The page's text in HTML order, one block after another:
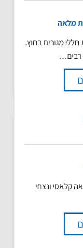
מלאה
מגורים בחוץ.
רבים…
קלאסי ונצחי